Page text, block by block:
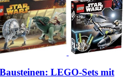
LEGO-Sets mit